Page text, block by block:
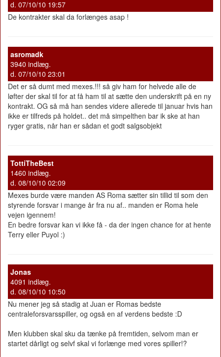
d. 07/10/10 19:57
De kontrakter skal da forlænges asap !
asromadk
3940 indlæg.
d. 07/10/10 23:01
Det er så dumt med mexes.!!! så giv ham for helvede alle de
løfter der skal til for at få ham til at sætte den underskrift på en ny
kontrakt. OG så må han sendes videre allerede til januar hvis han
ikke er tilfreds på holdet.. det må simpelthen bar ik ske at han
ryger gratis, når han er sådan et godt salgsobjekt
TottiTheBest
1460 indlæg.
d. 08/10/10 02:09
Mexes burde være manden AS Roma sætter sin tillid til som den
styrende forsvar i mange år fra nu af.. manden er Roma hele
vejen igennem!
En bedre forsvar kan vi ikke få - da der ingen chance for at hente
Terry eller Puyol :)
Jonas
4091 indlæg.
d. 08/10/10 10:50
Nu mener jeg så stadig at Juan er Romas bedste
centraleforsvarsspiller, og også en af verdens bedste :D
Men klubben skal sku da tænke på fremtiden, selvom man er
startet dårligt og selvf skal vi forlænge med vores spiller!?